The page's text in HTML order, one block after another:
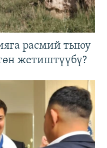
расмий тыюу
жетиштүүбү?